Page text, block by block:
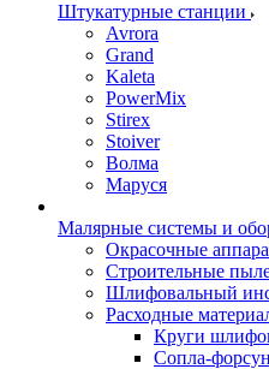
Штукатурные станции
Avrora
Grand
Kaleta
PowerMix
Stirex
Stoiver
Волма
Маруся
Малярные системы и
Окрасочные
Строительные
Шлифовальный
Расходные
Круги
Сопла-